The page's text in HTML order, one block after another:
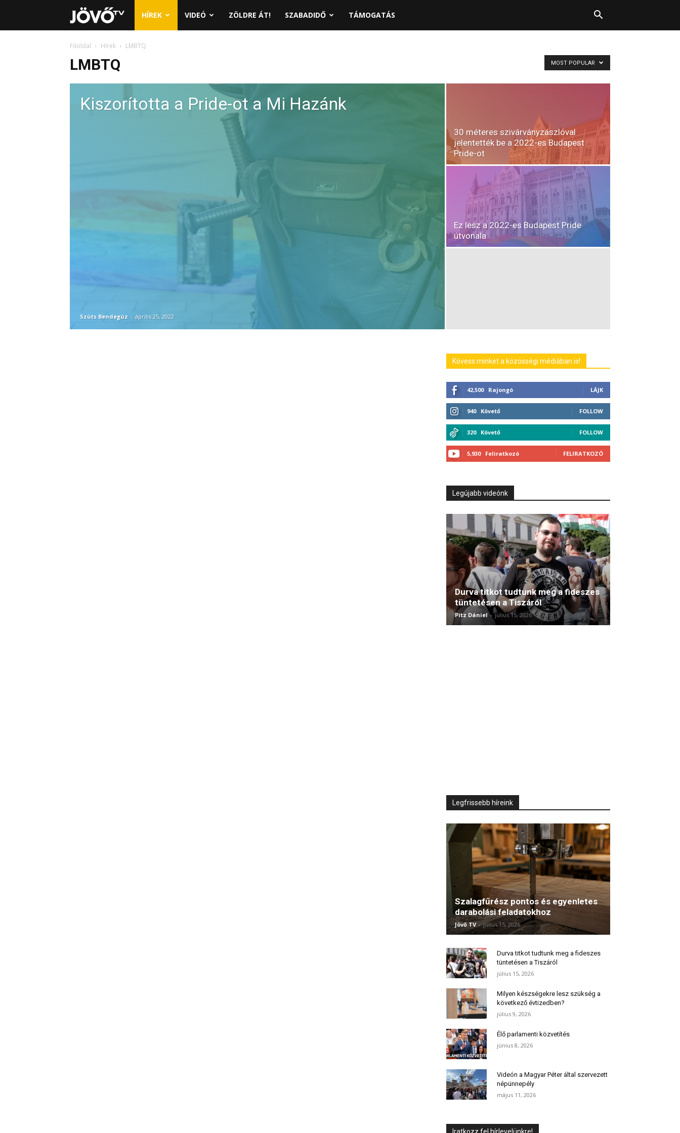
Jövő
TV
HÍREK VIDEÓ ZÖLDRE ÁT! SZABADIDŐ TÁMOGATÁS
Főoldal Hírek LMBTQ
LMBTQ MOST POPULAR
Kiszorította a Pride-ot a Mi Hazánk
Szüts Bendegúz - április 25, 2022
30 méteres szivárványzászlóval
jelentették be a 2022-es Budapest
Pride-ot
Ez lesz a 2022-es Budapest Pride
útvonala
Kövess minket a közösségi médiában is!
42,500 Rajongó LÁJK
940 Követő FOLLOW
320 Követő FOLLOW
5,930 Feliratkozó FELIRATKOZÓ
Legújabb videónk
Durva titkot tudtunk meg a fideszes
tüntetésen a Tiszáról
Pitz Dániel - július 15, 2026
Legfrissebb híreink
Szalagfűrész pontos és egyenletes
darabolási feladatokhoz
Jövő TV - július 15, 2026
Durva titkot tudtunk meg a fideszes
tüntetésen a Tiszáról
július 15, 2026
Milyen készségekre lesz szükség a
következő évtizedben?
július 9, 2026
Élő parlamenti közvetítés
június 8, 2026
Videón a Magyar Péter által szervezett
népünnepély
május 11, 2026